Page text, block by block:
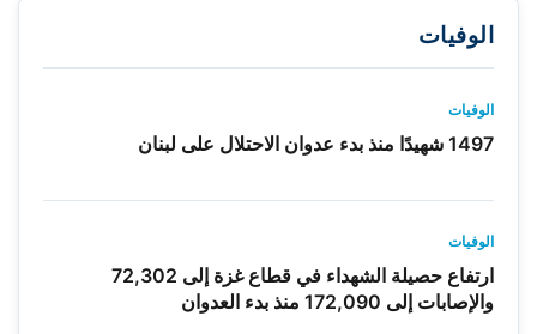
الوفيات
الوفيات
1497 شهيدًا منذ بدء عدوان الاحتلال على لبنان
الوفيات
ارتفاع حصيلة الشهداء في قطاع غزة إلى 72,302
والإصابات إلى 172,090 منذ بدء العدوان